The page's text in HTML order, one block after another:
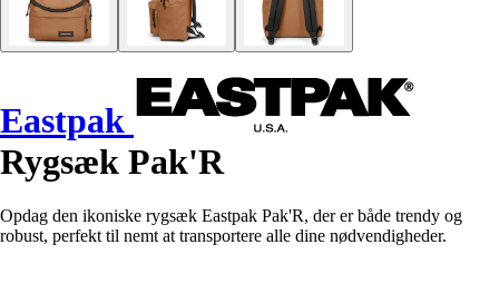
Eastpak
Rygsæk Pak'R
Opdag den ikoniske rygsæk Eastpak Pak'R, der er både trendy og
robust, perfekt til nemt at transportere alle dine nødvendigheder.